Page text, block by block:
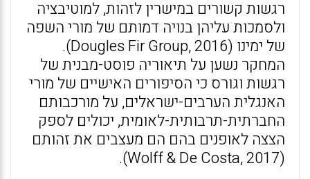
רגשות קשורים במישרין לזהות, למוטיבציה
ולסמכות עליהן בנויה דמותם של מורי השפה
של ימינו (Dougles Fir Group, 2016).
המחקר נשען על תיאוריה פוסט-מבנית של
רגשות וגורס כי הסיפורים האישיים של מורי
האנגלית הערבים-ישראלים, על מורכבותם
החברתית-תרבותית-לאומית, יכולים לספק
הצצה לאופנים בהם הם מעצבים את זהותם
(Wolff & De Costa, 2017).